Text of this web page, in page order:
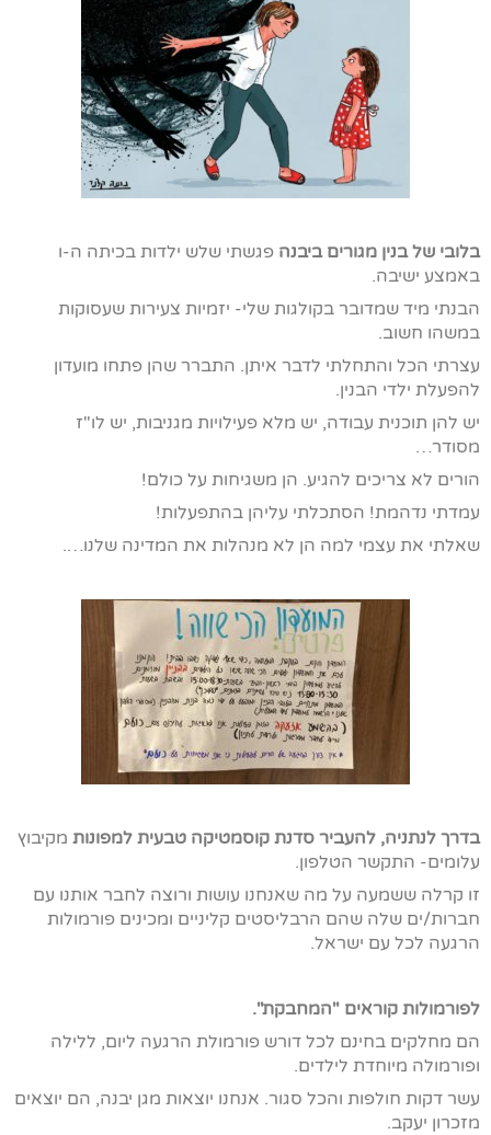
בלובי של בנין מגורים ביבנה פגשתי שלש ילדות בכיתה ה-ו
באמצע ישיבה.
הבנתי מיד שמדובר בקולגות שלי- יזמיות צעירות שעסוקות
במשהו חשוב.
עצרתי הכל והתחלתי לדבר איתן. התברר שהן פתחו מועדון
להפעלת ילדי הבנין.
יש להן תוכנית עבודה, יש מלא פעילויות מגניבות, יש לו"ז
מסודר…
הורים לא צריכים להגיע. הן משגיחות על כולם!
עמדתי נדהמת! הסתכלתי עליהן בהתפעלות!
שאלתי את עצמי למה הן לא מנהלות את המדינה שלנו….
בדרך לנתניה, להעביר סדנת קוסמטיקה טבעית למפונות מקיבוץ
עלומים- התקשר הטלפון.
זו קרלה ששמעה על מה שאנחנו עושות ורוצה לחבר אותנו עם
חברות/ים שלה שהם הרבליסטים קליניים ומכינים פורמולות
הרגעה לכל עם ישראל.
לפורמולות קוראים "המחבקת".
הם מחלקים בחינם לכל דורש פורמולת הרגעה ליום, ללילה
ופורמולה מיוחדת לילדים.
עשר דקות חולפות והכל סגור. אנחנו יוצאות מגן יבנה, הם יוצאים
מזכרון יעקב.